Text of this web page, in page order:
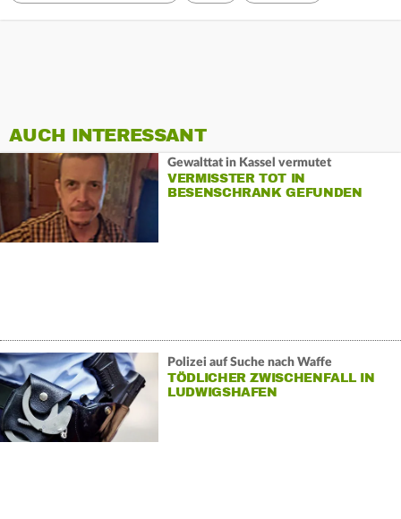
AUCH INTERESSANT
Gewalttat in Kassel vermutet
VERMISSTER TOT IN
BESENSCHRANK GEFUNDEN
Polizei auf Suche nach Waffe
TÖDLICHER ZWISCHENFALL IN
LUDWIGSHAFEN